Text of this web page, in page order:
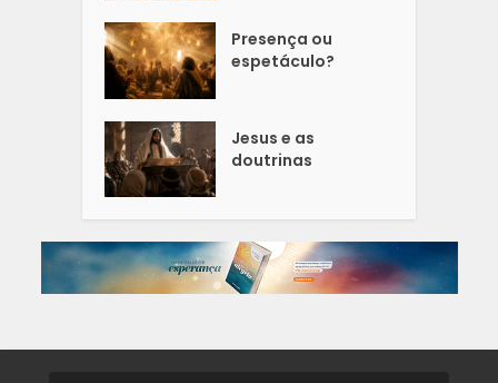
Presença ou
espetáculo?
Jesus e as
doutrinas